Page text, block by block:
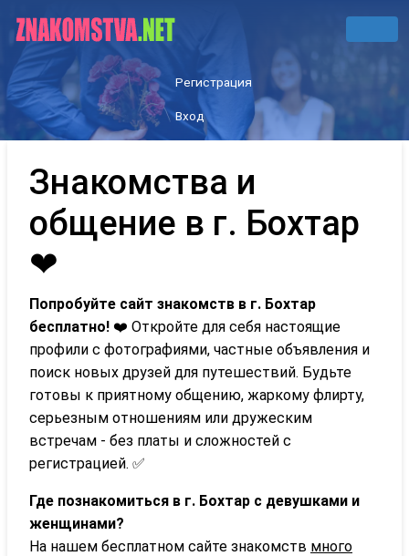
Регистрация
Вход
Знакомства и
общение в г. Бохтар
❤
Попробуйте сайт знакомств в г. Бохтар
бесплатно! ❤️ Откройте для себя настоящие
профили с фотографиями, частные объявления и
поиск новых друзей для путешествий. Будьте
готовы к приятному общению, жаркому флирту,
серьезным отношениям или дружеским
встречам - без платы и сложностей с
регистрацией. ✅
Где познакомиться в г. Бохтар с девушками и
женщинами?
На нашем бесплатном сайте знакомств много